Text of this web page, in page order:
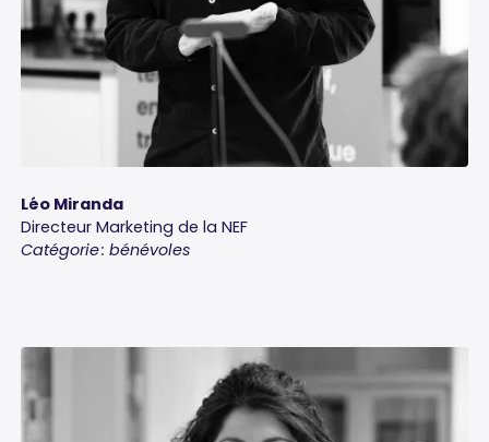
Léo Miranda
Directeur Marketing de la NEF
Catégorie : bénévoles